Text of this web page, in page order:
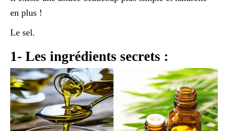
en plus !
Le sel.
1- Les ingrédients secrets :